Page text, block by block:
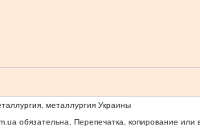
металлургия Украины
обязательна. Перепечатка, копирование